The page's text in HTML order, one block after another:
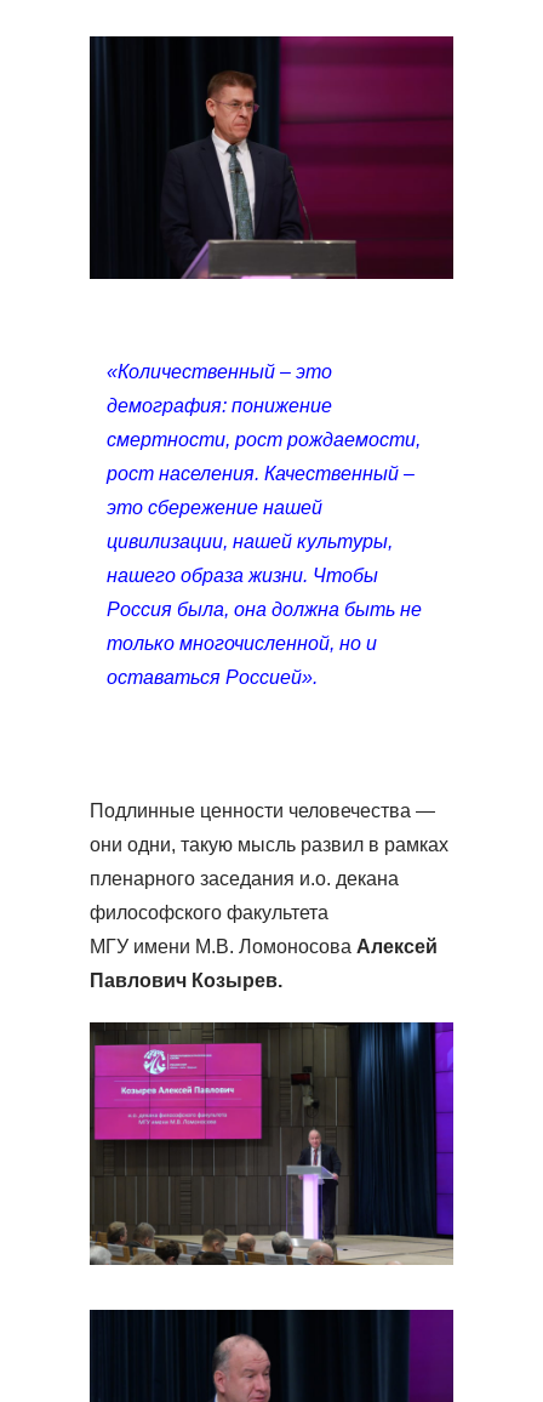
«Количественный – это
демография: понижение
смертности, рост рождаемости,
рост населения. Качественный –
это сбережение нашей
цивилизации, нашей культуры,
нашего образа жизни. Чтобы
Россия была, она должна быть не
только многочисленной, но и
оставаться Россией».
Подлинные ценности человечества —
они одни, такую мысль развил в рамках
пленарного заседания и.о. декана
философского факультета
МГУ имени М.В. Ломоносова Алексей
Павлович Козырев.